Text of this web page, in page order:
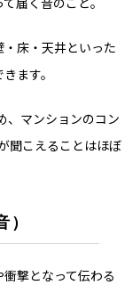
床・天井といった
ます。
、マンションのコン
聞こえることはほぼ
）
撃となって伝わる